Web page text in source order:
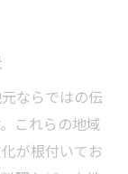
ならではの伝
これらの地域
が根付いてお